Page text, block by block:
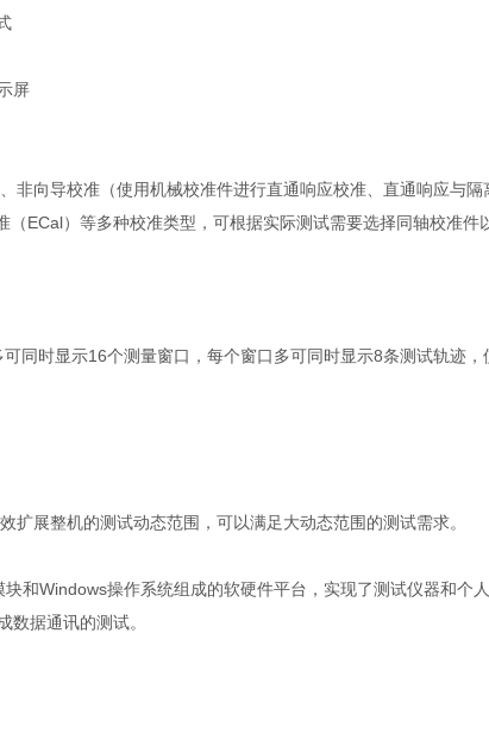
屏
向导校准（使用机械校准件进行直通响应校准、直通响应与隔
ECal）等多种校准类型，可根据实际测试需要选择同轴校准件
同时显示16个测量窗口，每个窗口多可同时显示8条测试轨迹，
展整机的测试动态范围，可以满足大动态范围的测试需求。
和Windows操作系统组成的软硬件平台，实现了测试仪器和个
数据通讯的测试。